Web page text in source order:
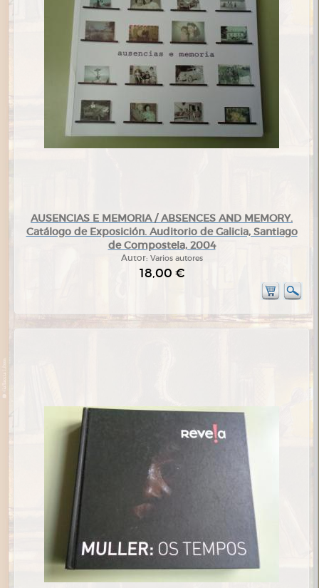
AUSENCIAS E MEMORIA / ABSENCES AND MEMORY.
Catálogo de Exposición. Auditorio de Galicia, Santiago
de Compostela, 2004
Autor: Varios autores
18,00 €